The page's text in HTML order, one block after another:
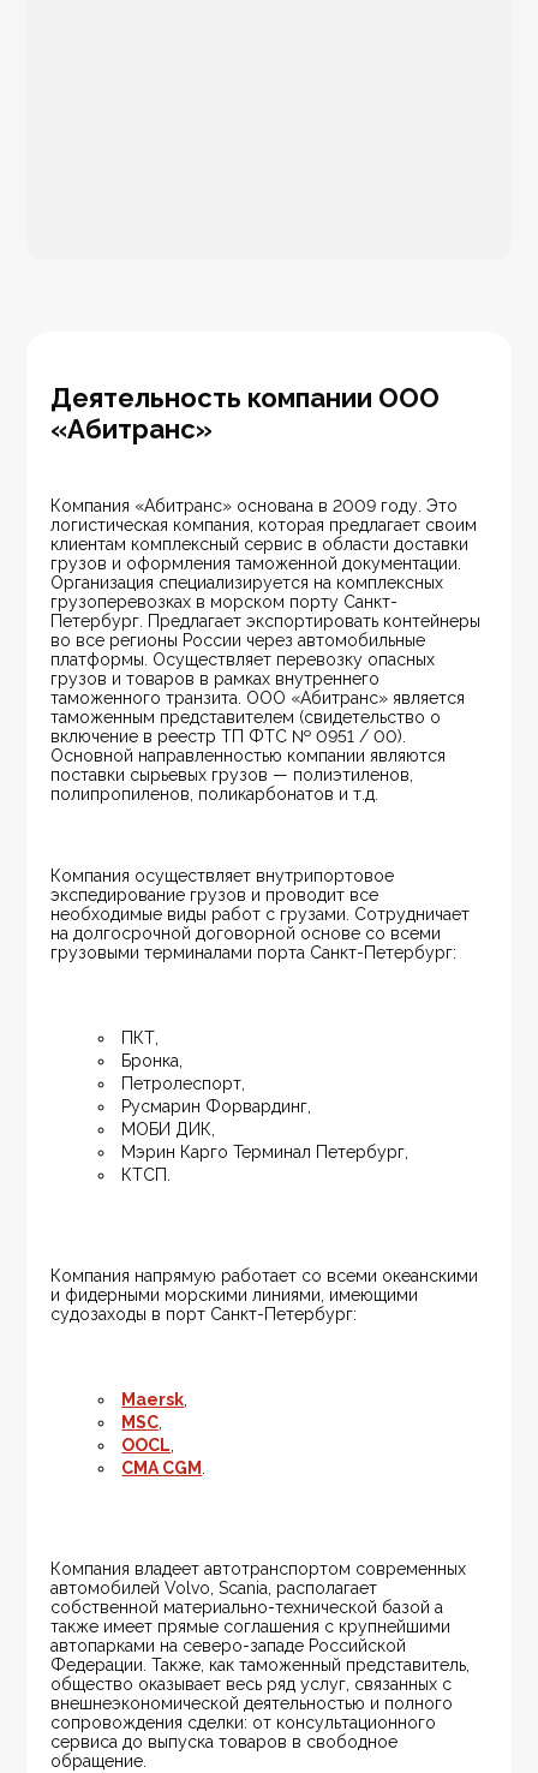
Деятельность компании ООО
«Абитранс»
Компания «Абитранс» основана в 2009 году. Это
логистическая компания, которая предлагает своим
клиентам комплексный сервис в области доставки
грузов и оформления таможенной документации.
Организация специализируется на комплексных
грузоперевозках в морском порту Санкт-
Петербург. Предлагает экспортировать контейнеры
во все регионы России через автомобильные
платформы. Осуществляет перевозку опасных
грузов и товаров в рамках внутреннего
таможенного транзита. ООО «Абитранс» является
таможенным представителем (свидетельство о
включение в реестр ТП ФТС № 0951 / 00).
Основной направленностью компании являются
поставки сырьевых грузов — полиэтиленов,
полипропиленов, поликарбонатов и т.д.
Компания осуществляет внутрипортовое
экспедирование грузов и проводит все
необходимые виды работ с грузами. Сотрудничает
на долгосрочной договорной основе со всеми
грузовыми терминалами порта Санкт-Петербург:
ПКТ,
Бронка,
Петролеспорт,
Русмарин Форвардинг,
МОБИ ДИК,
Мэрин Карго Терминал Петербург,
КТСП.
Компания напрямую работает со всеми океанскими
и фидерными морскими линиями, имеющими
судозаходы в порт Санкт-Петербург:
Maersk,
MSC,
OOCL,
CMA CGM .
Компания владеет автотранспортом современных
автомобилей Volvo, Scania, располагает
собственной материально-технической базой а
также имеет прямые соглашения с крупнейшими
автопарками на северо-западе Российской
Федерации. Также, как таможенный представитель,
общество оказывает весь ряд услуг, связанных с
внешнеэкономической деятельностью и полного
сопровождения сделки: от консультационного
сервиса до выпуска товаров в свободное
обращение.